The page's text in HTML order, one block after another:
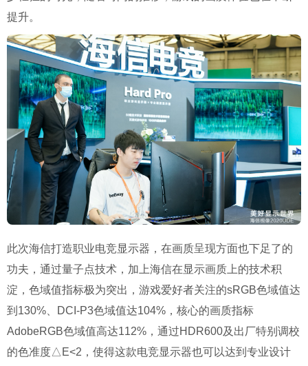
提升。
此次海信打造职业电竞显示器，在画质呈现方面也下足了的
功夫，通过量子点技术，加上海信在显示画质上的技术积
淀，色域值指标极为突出，游戏爱好者关注的sRGB色域值达
到130%、DCI-P3色域值达104%，核心的画质指标
AdobeRGB色域值高达112%，通过HDR600及出厂特别调校
的色准度△E<2，使得这款电竞显示器也可以达到专业设计